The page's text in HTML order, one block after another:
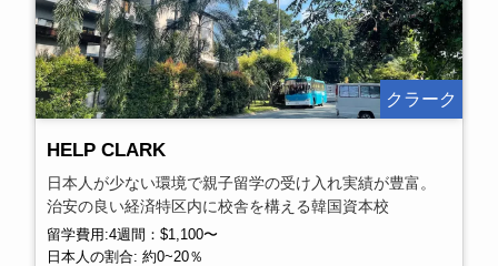
クラーク
HELP CLARK
日本人が少ない環境で親子留学の受け入れ実績が豊富。
治安の良い経済特区内に校舎を構える韓国資本校
留学費用:4週間：$1,100〜
日本人の割合: 約0~20％